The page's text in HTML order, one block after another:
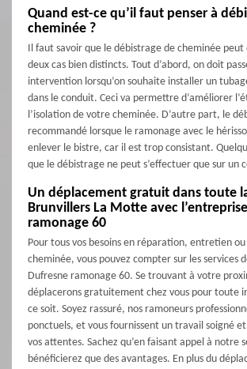
Quand est-ce qu’il faut penser à
cheminée ?
Il faut savoir que le débistrage de cheminée peut
deux cas bien distincts. Tout d’abord, on doit
intervention lorsqu’on souhaite installer un
dans le conduit. Ceci va permettre d’améliorer
l’isolation de votre cheminée. D’autre part, le
recommandé lorsque le ramonage avec le
enlever le bistre, car il est trop consistant.
que le débistrage ne peut s’effectuer que sur un
Un déplacement gratuit dans toute
Brunvillers La Motte avec
ramonage 60
Pour tous vos besoins en réparation, entretien
cheminée, vous pouvez compter sur les services
Dufresne ramonage 60. Se trouvant à votre
déplacerons gratuitement chez vous pour toute
ce soit. Soyez rassuré, nos ramoneurs
ponctuels, et vous fournissent un travail soigné
vos attentes. Sachez qu’en faisant appel à notre
bénéficierez que des avantages. En plus du